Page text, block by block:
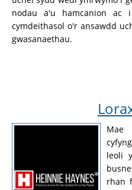
nodau a'u hamcanion ac
cymdeithasol o'r ansawdd
gwasanaethau.
leoli
rhan